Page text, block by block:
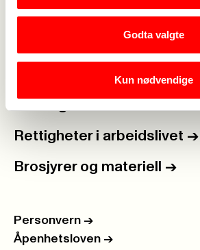
Godta valgte
Kun nødvendige
Kontakt oss ->
Rettigheter i arbeidslivet ->
Brosjyrer og materiell ->
Personvern ->
Åpenhetsloven ->